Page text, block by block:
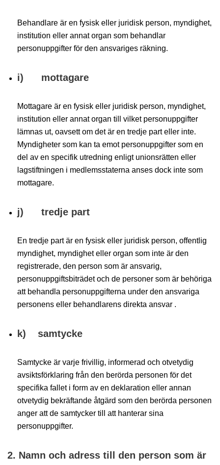
Behandlare är en fysisk eller juridisk person, myndighet,
institution eller annat organ som behandlar
personuppgifter för den ansvariges räkning.
i) mottagare
Mottagare är en fysisk eller juridisk person, myndighet,
institution eller annat organ till vilket personuppgifter
lämnas ut, oavsett om det är en tredje part eller inte.
Myndigheter som kan ta emot personuppgifter som en
del av en specifik utredning enligt unionsrätten eller
lagstiftningen i medlemsstaterna anses dock inte som
mottagare.
j) tredje part
En tredje part är en fysisk eller juridisk person, offentlig
myndighet, myndighet eller organ som inte är den
registrerade, den person som är ansvarig,
personuppgiftsbiträdet och de personer som är behöriga
att behandla personuppgifterna under den ansvariga
personens eller behandlarens direkta ansvar .
k) samtycke
Samtycke är varje frivillig, informerad och otvetydig
avsiktsförklaring från den berörda personen för det
specifika fallet i form av en deklaration eller annan
otvetydig bekräftande åtgärd som den berörda personen
anger att de samtycker till att hanterar sina
personuppgifter.
2. Namn och adress till den person som är